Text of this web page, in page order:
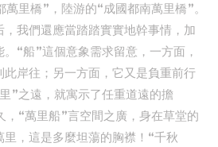
里橋”，陸游的“成國都南萬里橋”。
我們還應當踏踏實實地幹事情，加
“船”這個意象需求留意，一方面，
岸往；另一方面，它又是負重前行
”之遠，就寓示了任重道遠的擔
，“萬里船”言空間之廣，身在草堂的
，這是多麼坦蕩的胸襟！“千秋